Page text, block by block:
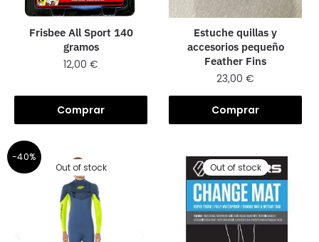
Frisbee All Sport 140
gramos
12,00€
Comprar
Estuche quillas y
accesorios pequeño
Feather Fins
23,00€
Comprar
-40%
Out of stock
Out of stock